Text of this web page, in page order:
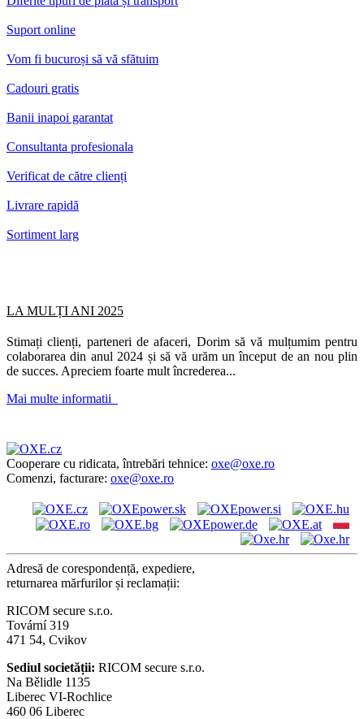
Suport online
Vom fi bucuroși să vă sfătuim
Cadouri gratis
Banii inapoi garantat
Consultanta profesionala
Verificat de către clienți
Livrare rapidă
Sortiment larg
LA MULȚI ANI 2025
Stimați clienți, parteneri de afaceri, Dorim să vă mulțumim pentru
colaborarea din anul 2024 și să vă urăm un început de an nou plin
de succes. Apreciem foarte mult încrederea...
Mai multe informatii
Cooperare cu ridicata, întrebări tehnice: oxe@oxe.ro
Comenzi, facturare: oxe@oxe.ro
Adresă de corespondență, expediere,
returnarea mărfurilor și reclamații:
RICOM secure s.r.o.
Tovární 319
471 54, Cvikov
Sediul societății: RICOM secure s.r.o.
Na Bělidle 1135
Liberec VI-Rochlice
460 06 Liberec